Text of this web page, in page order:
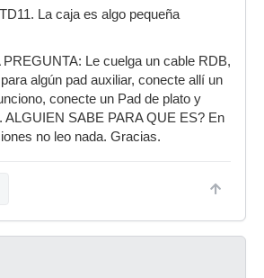
La caja es algo pequeña
Le cuelga un cable RDB,
algún pad auxiliar, conecte allí un
conecte un Pad de plato y
ALGUIEN SABE PARA QUE ES? En
no leo nada. Gracias.